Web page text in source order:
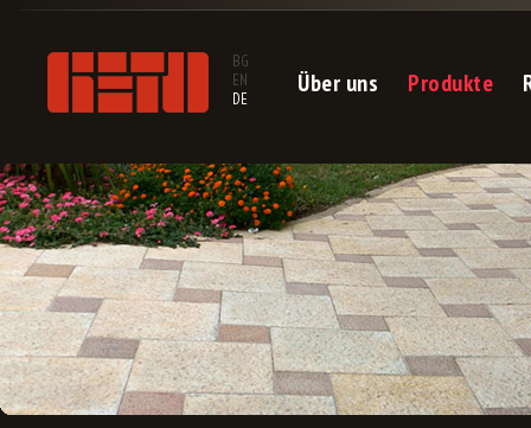
BG
EN
DE
Über uns Produkte